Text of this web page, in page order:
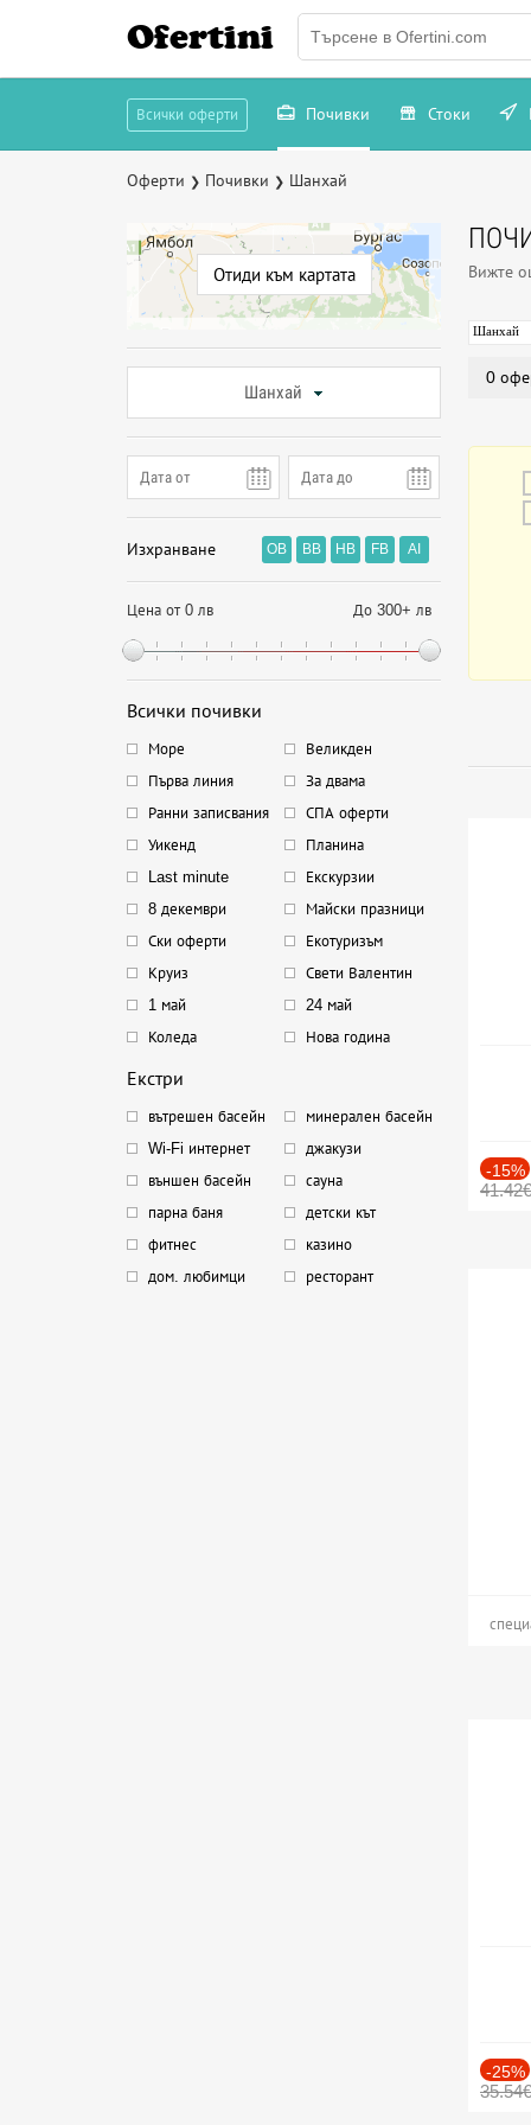
Ofertini
Всички оферти Почивки Стоки
Оферти ❯ Почивки ❯ Шанхай
Отиди към картата
Шанхай
Изхранване OB BB HB FB AI
Цена от 0 лв До 300+ лв
Всички почивки
Море
Великден
Първа линия
За двама
Ранни записвания
СПА оферти
Уикенд
Планина
Last minute
Екскурзии
8 декември
Майски празници
Ски оферти
Екотуризъм
Круиз
Свети Валентин
1 май
24 май
Коледа
Нова година
Екстри
вътрешен басейн
минерален басейн
Wi-Fi интернет
джакузи
външен басейн
сауна
парна баня
детски кът
фитнес
казино
дом. любимци
ресторант
Вижте
Шанхай
0
-15%
41.42€
-25%
35.54€